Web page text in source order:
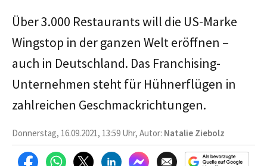
Über 3.000 Restaurants will die US-Marke
Wingstop in der ganzen Welt eröffnen –
auch in Deutschland. Das Franchising-
Unternehmen steht für Hühnerflügen in
zahlreichen Geschmackrichtungen.
Donnerstag, 16.09.2021, 13:59 Uhr, Autor: Natalie Ziebolz